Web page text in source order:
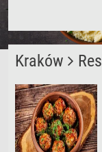
Kraków